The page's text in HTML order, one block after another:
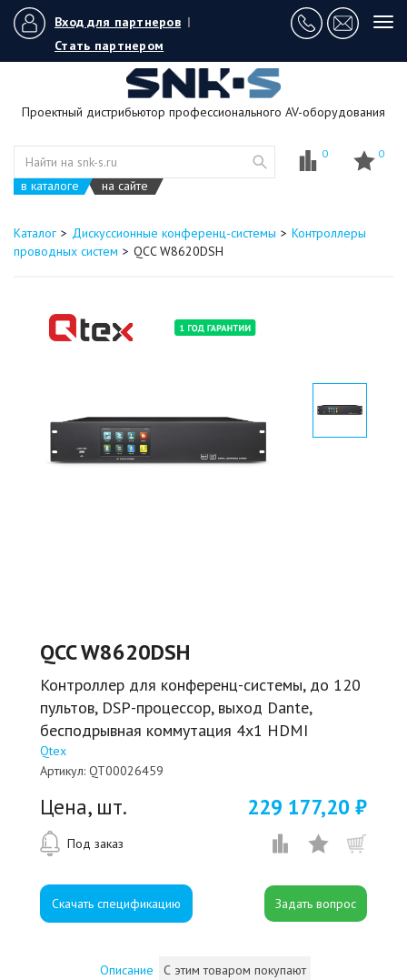
Вход для партнеров |
Стать партнером
Проектный дистрибьютор профессионального AV-оборудования
в каталоге на сайте
0 0
Каталог Дискуссионные конференц-системы
Контроллеры
проводных систем
QCC W8620DSH
QCC W8620DSH
Контроллер для конференц-системы, до 120
пультов, DSP-процессор, выход Dante,
бесподрывная коммутация 4x1 HDMI
Qtex
Артикул: QT00026459
Цена, шт. 229 177,20 ₽
Под заказ
Скачать спецификацию
Описание С этим товаром покупают